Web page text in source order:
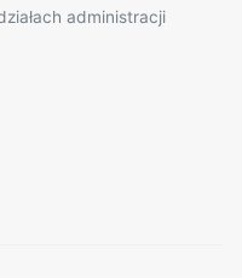
administracji